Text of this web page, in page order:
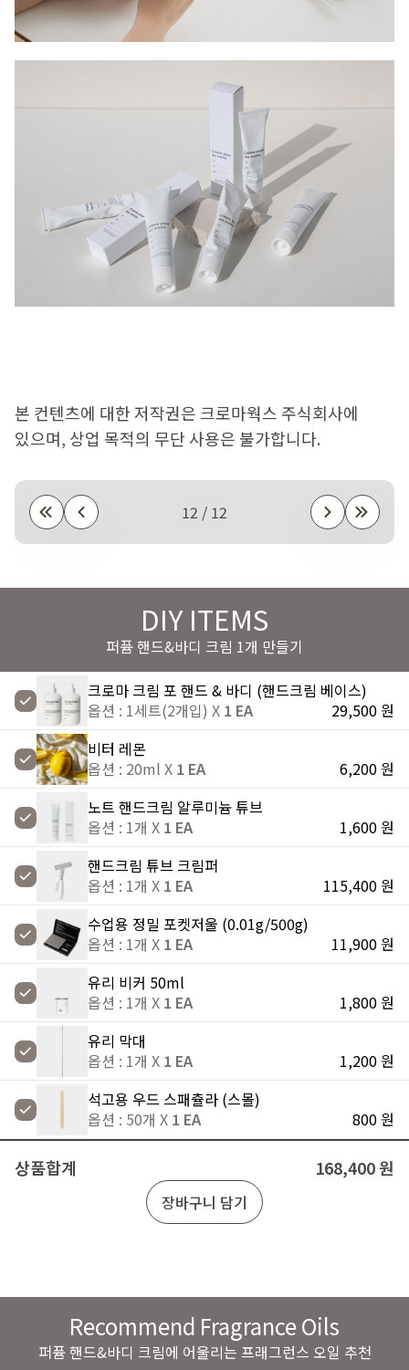
본 컨텐츠에 대한 저작권은 크로마웍스 주식회사에
있으며, 상업 목적의 무단 사용은 불가합니다.
12 / 12
DIY ITEMS
퍼퓸 핸드&바디 크림 1개 만들기
크로마 크림 포 핸드 & 바디 (핸드크림 베이스)
옵션 : 1세트(2개입) X 1 EA
29,500 원
비터 레몬
옵션 : 20ml X 1 EA
6,200 원
노트 핸드크림 알루미늄 튜브
옵션 : 1개 X 1 EA
1,600 원
핸드크림 튜브 크림퍼
옵션 : 1개 X 1 EA
115,400 원
수업용 정밀 포켓저울 (0.01g/500g)
옵션 : 1개 X 1 EA
11,900 원
유리 비커 50ml
옵션 : 1개 X 1 EA
1,800 원
유리 막대
옵션 : 1개 X 1 EA
1,200 원
석고용 우드 스패츌라 (스몰)
옵션 : 50개 X 1 EA 800 원
상품합계 168,400 원
장바구니 담기
Recommend Fragrance Oils
퍼퓸 핸드&바디 크림에 어울리는 프래그런스 오일 추천